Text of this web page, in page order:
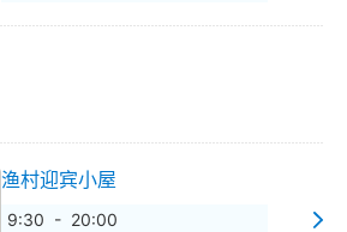
渔村迎宾小屋
9:30 - 20:00